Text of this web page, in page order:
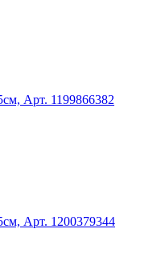
Арт. 1199866382
Арт. 1200379344